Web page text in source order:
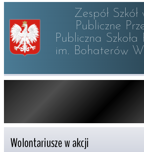
Zespół
Publiczne
Publiczna
im. Bohaterów
Wolontariusze w akcji